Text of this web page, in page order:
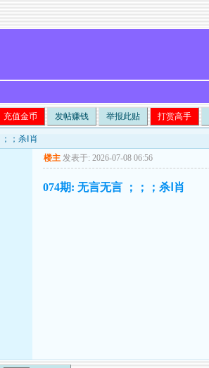
充值金币 发帖赚钱 举报此贴 打赏高手
；杀Ⅰ肖
楼主 发表于: 2026-07-08 06:56
074期: 无言无言 ；；；杀Ⅰ肖